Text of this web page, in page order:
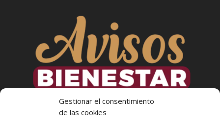
Gestionar el consentimiento
de las cookies